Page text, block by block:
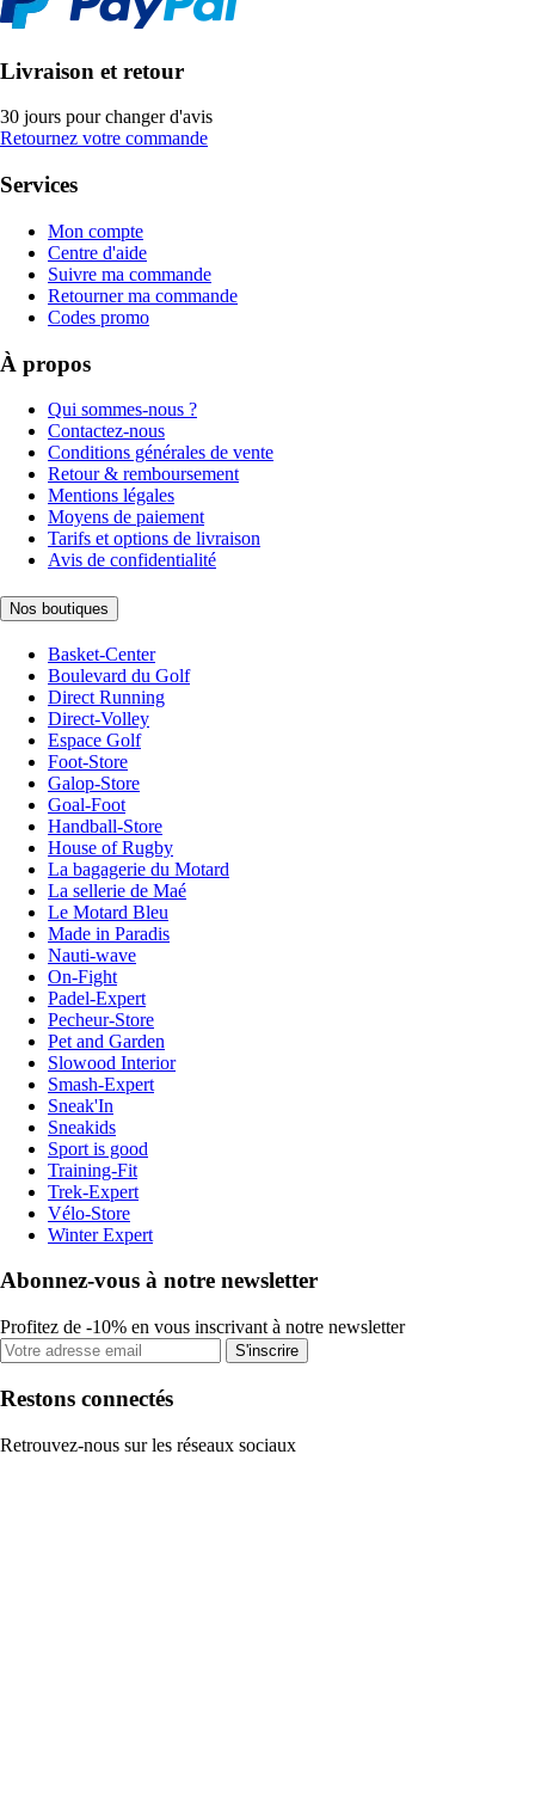
Livraison et retour
30 jours pour changer d'avis
Retournez votre commande
Services
Mon compte
Centre d'aide
Suivre ma commande
Retourner ma commande
Codes promo
À propos
Qui sommes-nous ?
Contactez-nous
Conditions générales de vente
Retour & remboursement
Mentions légales
Moyens de paiement
Tarifs et options de livraison
Avis de confidentialité
Nos boutiques
Basket-Center
Boulevard du Golf
Direct Running
Direct-Volley
Espace Golf
Foot-Store
Galop-Store
Goal-Foot
Handball-Store
House of Rugby
La bagagerie du Motard
La sellerie de Maé
Le Motard Bleu
Made in Paradis
Nauti-wave
On-Fight
Padel-Expert
Pecheur-Store
Pet and Garden
Slowood Interior
Smash-Expert
Sneak'In
Sneakids
Sport is good
Training-Fit
Trek-Expert
Vélo-Store
Winter Expert
Abonnez-vous à notre newsletter
Profitez de -10% en vous inscrivant à notre newsletter
S'inscrire
Restons connectés
Retrouvez-nous sur les réseaux sociaux